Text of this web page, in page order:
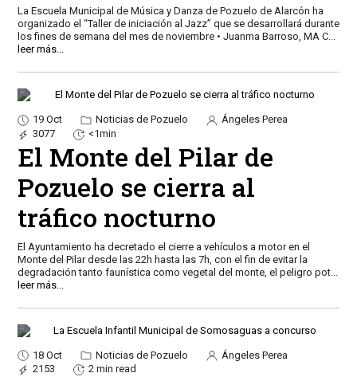
La Escuela Municipal de Música y Danza de Pozuelo de Alarcón ha
organizado el “Taller de iniciación al Jazz” que se desarrollará durante
los fines de semana del mes de noviembre • Juanma Barroso, MA C...
leer más...
19 Oct Noticias de Pozuelo
Ángeles Perea
3077
<1min
El Monte del Pilar de
Pozuelo se cierra al
tráfico nocturno
El Ayuntamiento ha decretado el cierre a vehículos a motor en el
Monte del Pilar desde las 22h hasta las 7h, con el fin de evitar la
degradación tanto faunística como vegetal del monte, el peligro pot...
leer más...
18 Oct Noticias de Pozuelo
Ángeles Perea
2153
2 min read